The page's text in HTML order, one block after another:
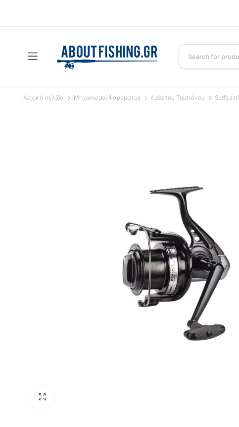
Αρχική σελίδα Μηχανισμοί Ψαρέματος Καθέτου Τυμπάνου